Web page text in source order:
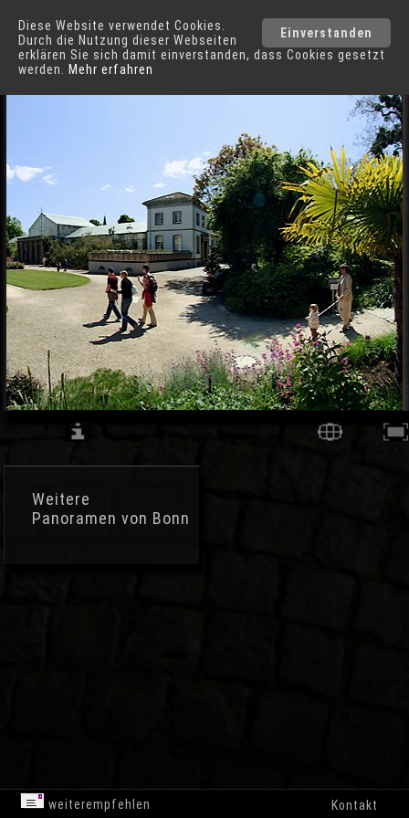
Einverstanden
Diese Website verwendet Cookies.
Durch die Nutzung dieser Webseiten
erklären Sie sich damit einverstanden, dass Cookies gesetzt
werden.
Mehr erfahren
Bonn Städte
Weitere
Panoramen von Bonn
weiterempfehlen Kontakt